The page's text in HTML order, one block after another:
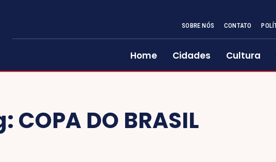
SOBRE NÓS CONTATO
Home Cidades Cultura
COPA DO BRASIL